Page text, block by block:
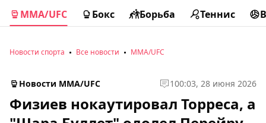
MMA/UFC Бокс Борьба Теннис
Новости спорта Все новости MMA/UFC
Новости MMA/UFC 100:03, 28 июня 2026
Физиев нокаутировал Торреса, а